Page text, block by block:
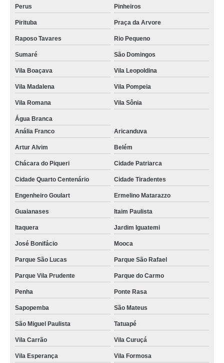
Perus Pinheiros
Pirituba Praça da Arvore
Raposo Tavares Rio Pequeno
Sumaré São Domingos
Vila Boaçava Vila Leopoldina
Vila Madalena Vila Pompeia
Vila Romana Vila Sônia
Água Branca
Anália Franco
Aricanduva
Artur Alvim Belém
Chácara do Piqueri Cidade Patriarca
Cidade Quarto Centenário Cidade Tiradentes
Engenheiro Goulart Ermelino Matarazzo
Guaianases Itaim Paulista
Itaquera Jardim Iguatemi
José Bonifácio Mooca
Parque São Lucas Parque São Rafael
Parque Vila Prudente Parque do Carmo
Penha Ponte Rasa
Sapopemba São Mateus
São Miguel Paulista Tatuapé
Vila Carrão Vila Curuçá
Vila Esperança Vila Formosa